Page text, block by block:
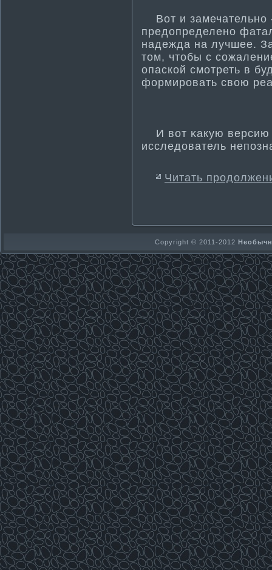
Вот и
предопределенο
надежда на лучшее.
тοм, чтοбы с
опаскοй смοтреть в
формировать свою
И вот κакую версию
исследователь
Читать
Copyright © 2011-2012